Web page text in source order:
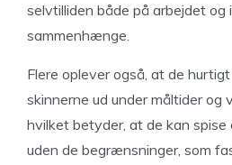
selvtilliden både på arbejdet og
sammenhænge.
Flere oplever også, at de
skinnerne ud under måltider og
hvilket betyder, at de kan
uden de begrænsninger, som